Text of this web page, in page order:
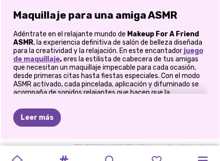
Maquillaje para una amiga ASMR
Adéntrate en el relajante mundo de Makeup For A Friend
ASMR, la experiencia definitiva de salón de belleza diseñada
para la creatividad y la relajación. En este encantador juego
de maquillaje,eres la estilista de cabecera de tus amigas
que necesitan un maquillaje impecable para cada ocasión,
desde primeras citas hasta fiestas especiales. Con el modo
ASMR activado, cada pincelada, aplicación y difuminado se
acompaña de sonidos relajantes que hacen que la
Transforma a tus amigas en iconos
sea aplicando la base para un acabado impecable, creando el
Leer más
MAQUILLAJE
ESTUDIO MAQUILLAJE
INSTA PRINCESAS REVISTA